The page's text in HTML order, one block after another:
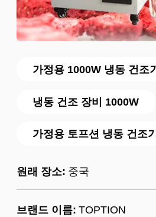
가정용 1000W 냉동 건조기
냉동 건조 장비 1000W
가정용 토프션 냉동 건조기
원래 장소: 중국
브랜드 이름: TOPTION